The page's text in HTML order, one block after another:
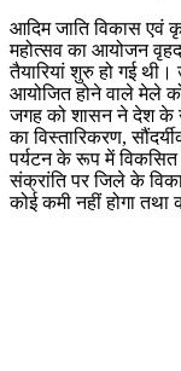
आदिम जाति विकास एवं
महोत्सव का आयोजन
तैयारियां शुरु हो गई थी।
आयोजित होने वाले मेले
जगह को शासन ने देश के
का विस्तारिकरण,
पर्यटन के रूप में विकसित
संक्रांति पर जिले के
कोई कमी नहीं होगा तथा